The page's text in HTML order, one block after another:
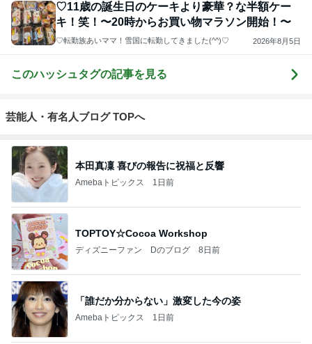
♡11歳の誕生日のケーキより豪華？な半額ケー
キ！笑！〜20時からお買い物マラソン開始！〜
♡転勤族あいママ！雪国に転勤してきました(^^)♡ 2026年8月5日
このハッシュタグの記事を見る
芸能人・有名人ブログ TOPへ
本田真凜 喜びの報告に祝福と反響
Amebaトピックス 1日前
TOPTOY☆Cocoa Workshop
ディズニーファン Dのブログ 8日前
「誰だか分からない」激変した今の姿
Amebaトピックス 1日前